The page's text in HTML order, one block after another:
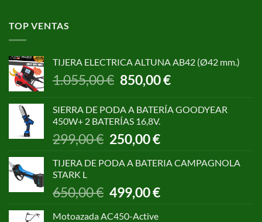
TOP VENTAS
TIJERA ELECTRICA ALTUNA AB42 (Ø42 mm.)
1.055,00€ El
precio
era:
1.055,00 €.
850,00€El
precio
es:
SIERRA DE PODA A BATERÍA GOODYEAR
450W+ 2 BATERÍAS 16,8V.
299,00€ El
precio
original
299,00 €.
250,00€El
precio
actual
250,00 €.
TIJERA DE PODA A BATERIA CAMPAGNOLA
STARK L
650,00€
El
precio
original
499,00€El
precio
Motoazada AC450-Active